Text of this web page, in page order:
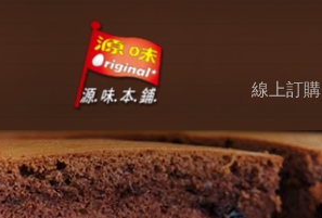
線上訂購